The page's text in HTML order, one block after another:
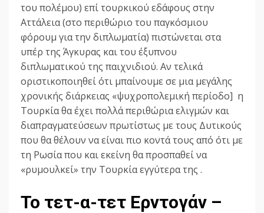
του πολέμου) επί τουρκικού εδάφους στην
Αττάλεια (στο περιθώριο του παγκόσμιου
φόρουμ για την διπλωματία) πιστώνεται στα
υπέρ της Άγκυρας και του έξυπνου
διπλωματικού της παιχνιδιού. Αν τελικά
οριστικοποιηθεί ότι μπαίνουμε σε μια μεγάλης
χρονικής διάρκειας «ψυχροπολεμική περίοδο] η
Τουρκία θα έχει πολλά περιθώρια ελιγμών και
διαπραγματεύσεων πρωτίστως με τους Δυτικούς
που θα θέλουν να είναι πιο κοντά τους από ότι με
τη Ρωσία που και εκείνη θα προσπαθεί να
«ρυμουλκεί» την Τουρκία εγγύτερα της .
Το τετ-α-τετ Ερντογάν –